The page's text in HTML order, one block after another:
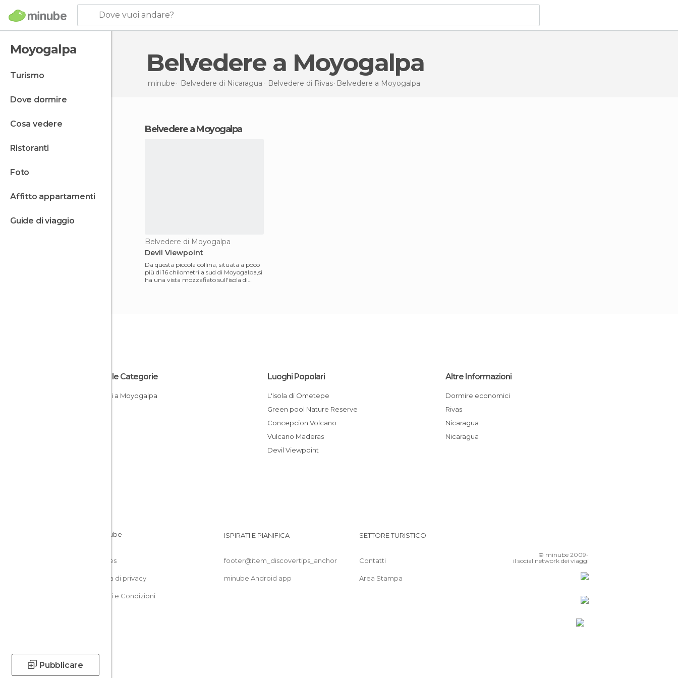
Dove vuoi andare?
Moyogalpa
turismo
dove dormire
cosa vedere
ristoranti
foto
affitto appartamenti
guide di viaggio
Pubblicare
Belvedere a Moyogalpa
minube Belvedere di Nicaragua Belvedere di Rivas Belvedere a Moyogalpa
belvedere a Moyogalpa
Belvedere di Moyogalpa
Devil Viewpoint
Da questa piccola collina, situata a poco
più di 16 chilometri a sud di Moyogalpa,si
ha una vista mozzafiato sull'isola di
Tutte le Categorie
Vulcani a Moyogalpa
Luoghi Popolari
L'isola di Ometepe
Green pool Nature Reserve
Concepcion Volcano
Vulcano Maderas
Devil Viewpoint
Altre Informazioni
Dormire economici
Rivas
Nicaragua
Nicaragua
Cookies
Politica di privacy
Termini e Condizioni
ISPIRATI E PIANIFICA
footer@item_discovertips_anchor
minube Android app
SETTORE TURISTICO
Contatti
Area Stampa
© minube 2009-
il social network dei viaggi